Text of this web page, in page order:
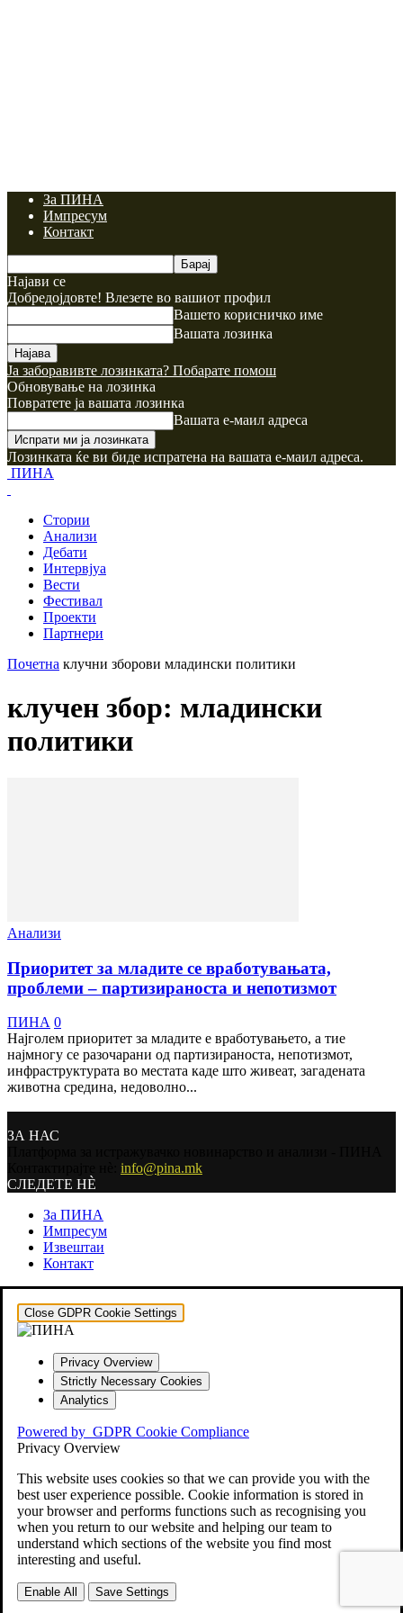
За ПИНА
Импресум
Контакт
Најави се
Добредојдовте! Влезете во вашиот профил
Вашето корисничко име
Вашата лозинка
Ја заборавивте лозинката? Побарате помош
Обновување на лозинка
Повратете ја вашата лозинка
Вашата е-маил адреса
Лозинката ќе ви биде испратена на вашата е-маил адреса.
ПИНА
Стории
Анализи
Дебати
Интервјуа
Вести
Фестивал
Проекти
Партнери
Почетна клучни зборови младински политики
клучен збор: младински
политики
Анализи
Приоритет за младите се вработувањата,
проблеми – партизираноста и непотизмот
ПИНА 0
Најголем приоритет за младите е вработувањето, а тие
најмногу се разочарани од партизираноста, непотизмот,
инфраструктурата во местата каде што живеат, загадената
животна средина, недоволно...
ЗА НАС
info@pina.mk
СЛЕДЕТЕ НЀ
За ПИНА
Импресум
Извештаи
Контакт
Close GDPR Cookie Settings
Privacy Overview
Strictly Necessary Cookies
Analytics
Powered by GDPR Cookie Compliance
Privacy Overview
This website uses cookies so that we can provide you with the
best user experience possible. Cookie information is stored in
your browser and performs functions such as recognising you
when you return to our website and helping our team to
understand which sections of the website you find most
interesting and useful.
Enable All Save Settings